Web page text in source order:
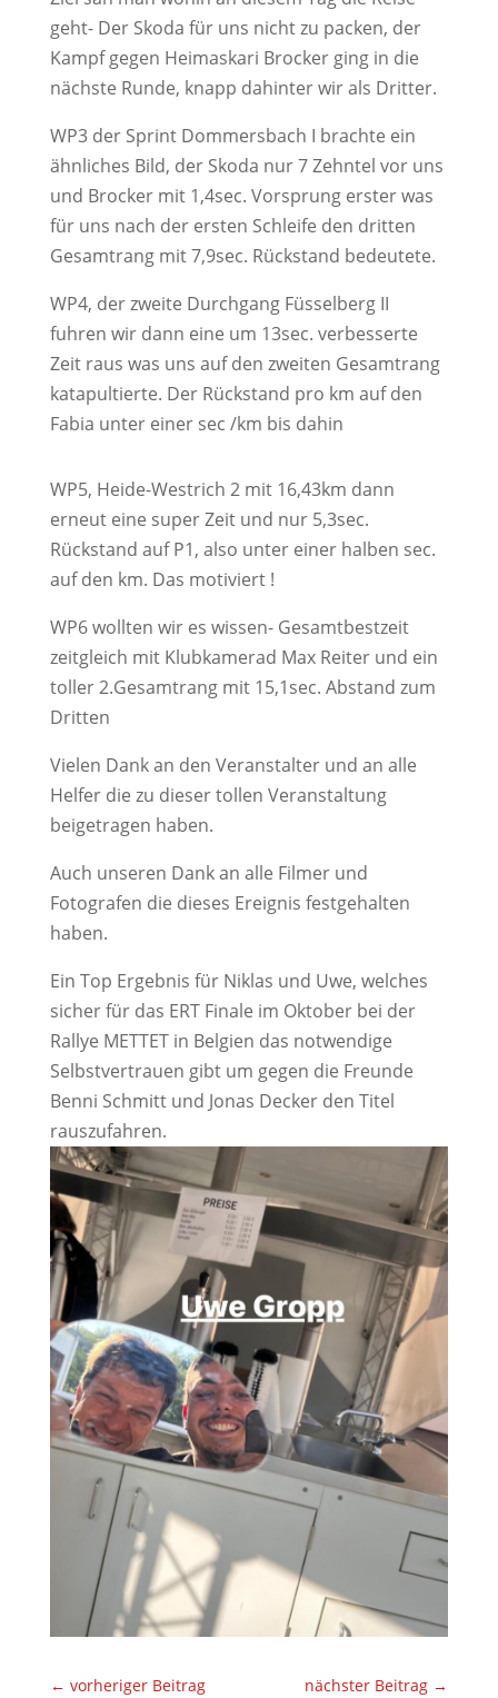
geht- Der Skoda für uns nicht zu packen, der
Kampf gegen Heimaskari Brocker ging in die
nächste Runde, knapp dahinter wir als Dritter.
WP3 der Sprint Dommersbach I brachte ein
ähnliches Bild, der Skoda nur 7 Zehntel vor uns
und Brocker mit 1,4sec. Vorsprung erster was
für uns nach der ersten Schleife den dritten
Gesamtrang mit 7,9sec. Rückstand bedeutete.
WP4, der zweite Durchgang Füsselberg II
fuhren wir dann eine um 13sec. verbesserte
Zeit raus was uns auf den zweiten Gesamtrang
katapultierte. Der Rückstand pro km auf den
Fabia unter einer sec /km bis dahin
WP5, Heide-Westrich 2 mit 16,43km dann
erneut eine super Zeit und nur 5,3sec.
Rückstand auf P1, also unter einer halben sec.
auf den km. Das motiviert !
WP6 wollten wir es wissen- Gesamtbestzeit
zeitgleich mit Klubkamerad Max Reiter und ein
toller 2.Gesamtrang mit 15,1sec. Abstand zum
Dritten
Vielen Dank an den Veranstalter und an alle
Helfer die zu dieser tollen Veranstaltung
beigetragen haben.
Auch unseren Dank an alle Filmer und
Fotografen die dieses Ereignis festgehalten
haben.
Ein Top Ergebnis für Niklas und Uwe, welches
sicher für das ERT Finale im Oktober bei der
Rallye METTET in Belgien das notwendige
Selbstvertrauen gibt um gegen die Freunde
Benni Schmitt und Jonas Decker den Titel
rauszufahren.
← vorheriger Beitrag nächster Beitrag →